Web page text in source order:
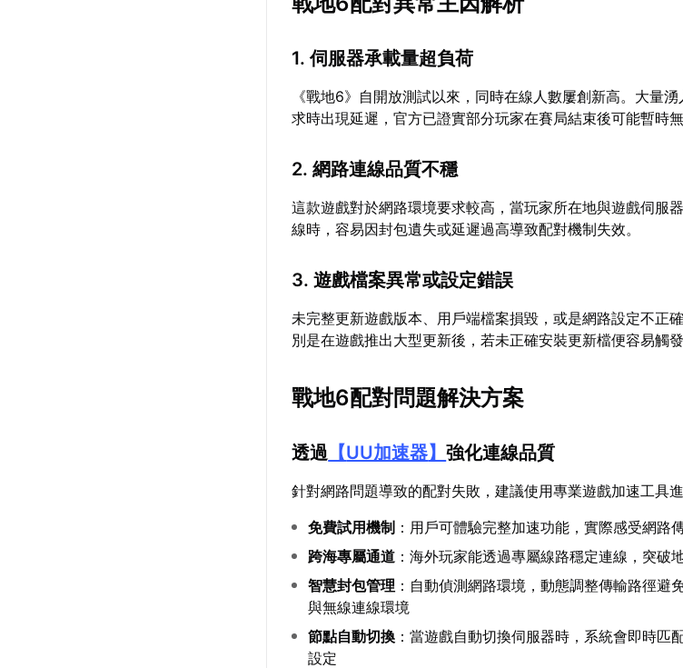
1. 伺服器承載量超負荷
《戰地6》自開放測試以來，同時在線人數屢創新高。大量
求時出現延遲，官方已證實部分玩家在賽局結束後可能暫時無
2. 網路連線品質不穩
這款遊戲對於網路環境要求較高，當玩家所在地與遊戲伺服
線時，容易因封包遺失或延遲過高導致配對機制失效。
3. 遊戲檔案異常或設定錯誤
未完整更新遊戲版本、用戶端檔案損毀，或是網路設定不正
別是在遊戲推出大型更新後，若未正確安裝更新檔便容易觸發
戰地6配對問題解決方案
透過【UU加速器】強化連線品質
針對網路問題導致的配對失敗，建議使用專業遊戲加速工具進
免費試用機制 ：用戶可體驗完整加速功能，實際感受網路
跨海專屬通道 ：海外玩家能透過專屬線路穩定連線，突破
智慧封包管理 ：自動偵測網路環境，動態調整傳輸路徑避
與無線連線環境
節點自動切換 ：當遊戲自動切換伺服器時，系統會即時匹
設定